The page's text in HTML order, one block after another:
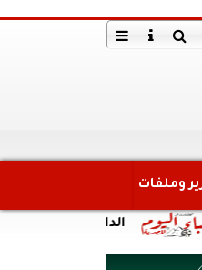
وملفات
الداخلية: ضبط أحد الأشخاص